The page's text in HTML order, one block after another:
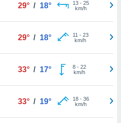
29° / 18° 13- 25
km/h
29° / 18° 11 - 23
km/h
33° / 17° 8- 22
km/h
33° / 19° 18- 36
km/h